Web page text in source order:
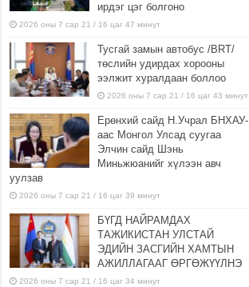
ирдэг цэг болгоно
2026 оны 7 сар 21 / 16 цаг 47 минут
Тусгай замын автобус /BRT/
төслийн удирдах хорооны
ээлжит хуралдаан боллоо
2026 оны 7 сар 21 / 16 цаг 43 минут
Ерөнхий сайд Н.Учрал БНХАУ-
аас Монгол Улсад суугаа
Элчин сайд Шэнь
Миньжюанийг хүлээн авч
уулзав
2026 оны 7 сар 21 / 16 цаг 39 минут
БҮГД НАЙРАМДАХ
ТАЖИКИСТАН УЛСТАЙ
ЭДИЙН ЗАСГИЙН ХАМТЫН
АЖИЛЛАГААГ ӨРГӨЖҮҮЛНЭ
2026 оны 7 сар 21 / 16 цаг 34 минут